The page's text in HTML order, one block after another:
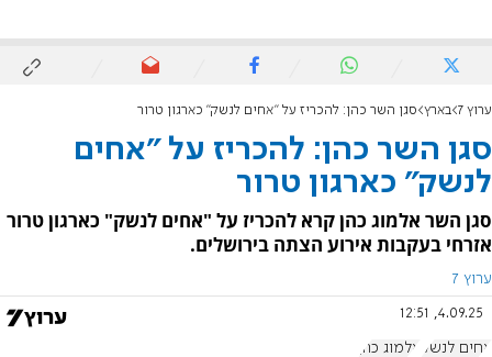
ערוץ 7 בארץ סגן השר כהן: להכריז על "אחים לנשק" כארגון טרור
סגן השר כהן: להכריז על "אחים
לנשק" כארגון טרור
סגן השר אלמוג כהן קרא להכריז על "אחים לנשק" כארגון טרור
אזרחי בעקבות אירוע הצתה בירושלים.
ערוץ 7
4.09.25, 12:51
אחים לנשק אלמוג כהן